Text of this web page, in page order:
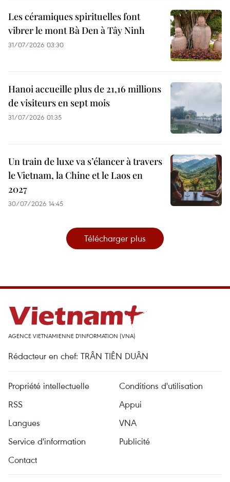
Les céramiques spirituelles font
vibrer le mont Bà Den à Tây Ninh
31/07/2026 03:30
Hanoi accueille plus de 21,16 millions
de visiteurs en sept mois ​
31/07/2026 01:35
Un train de luxe va s’élancer à travers
le Vietnam, la Chine et le Laos en
2027
30/07/2026 14:45
Télécharger plus
AGENCE VIETNAMIENNE D'INFORMATION (VNA)
Rédacteur en chef: TRÂN TIÊN DUÂN
Propriété intellectuelle
Conditions d'utilisation
RSS
Appui
Langues
VNA
Service d'information
Publicité
Contact